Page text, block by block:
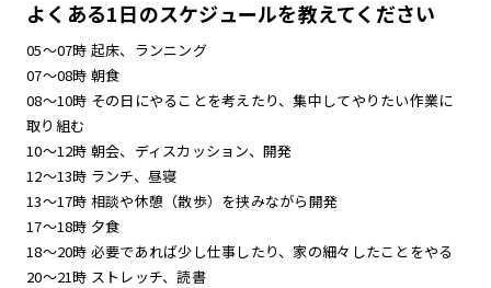
よくある1日のスケジュールを教えてください
05〜07時 起床、ランニング
07〜08時 朝食
08〜10時 その日にやることを考えたり、集中してやりたい作業に
取り組む
10〜12時 朝会、ディスカッション、開発
12〜13時 ランチ、昼寝
13〜17時 相談や休憩（散歩）を挟みながら開発
17〜18時 夕食
18〜20時 必要であれば少し仕事したり、家の細々したことをやる
20〜21時 ストレッチ、読書